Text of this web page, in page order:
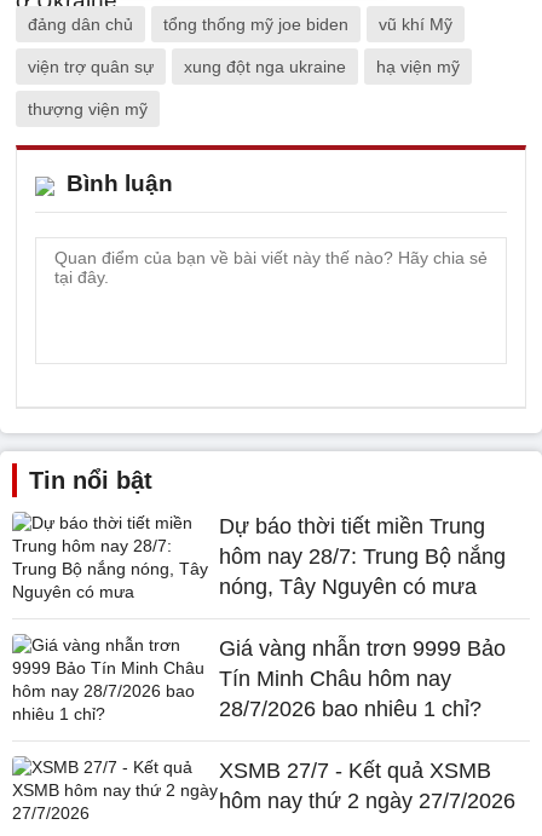
đảng dân chủ tổng thống mỹ joe biden vũ khí Mỹ
viện trợ quân sự xung đột nga ukraine hạ viện mỹ
thượng viện mỹ
Bình luận
Tin nổi bật
Dự báo thời tiết miền Trung
hôm nay 28/7: Trung Bộ nắng
nóng, Tây Nguyên có mưa
Giá vàng nhẫn trơn 9999 Bảo
Tín Minh Châu hôm nay
28/7/2026 bao nhiêu 1 chỉ?
XSMB 27/7 - Kết quả XSMB
hôm nay thứ 2 ngày 27/7/2026